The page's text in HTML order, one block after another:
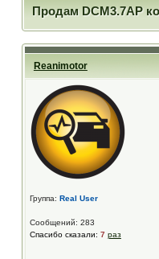
Продам DCM3.7AP
Reanimotor
Группа: Real User
Сообщений: 283
Спасибо сказали: 7 раз